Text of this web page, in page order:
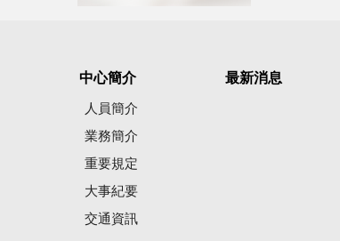
中心簡介
人員簡介
業務簡介
重要規定
大事紀要
交通資訊
最新消息